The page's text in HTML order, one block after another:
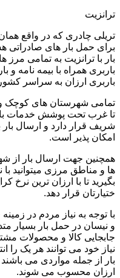
ترانزیت
تریلی چادری که در واقع
برای حمل بار های صادراتی
بار با ترانزیت به تمامی مرز
باربری همراه با بیمه نامه و
باربری ارزان به سراسر کشور
تمامی شهرستان های کوچک
تا غرب تحت پوشش خدمات
شریف قرار دارد و ارسال بار
امکان پذیر است.
همچنین جهت ارسال بار از
ها و مناطق مرزی میتوانید
بگیرید تا با ارزان ترین نرخ
ختیارتان قرار دهد.
با توجه به نیاز مردم در
و نیسان در حمل بار بسیار
جابجایی کالا و محصولات
نیاز خود می توانند هر یک را
بار از جمله مواردی می
ارزان محسوب می شوند.